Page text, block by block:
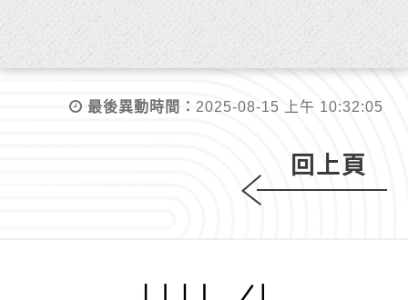
最後異動時間： 2025-08-15 上午 10:32:05
回上頁